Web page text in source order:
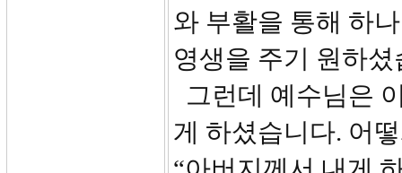
와 부활을 통해 하
영생을 주기 원하셨
그런데 예수님은
게 하셨습니다. 어